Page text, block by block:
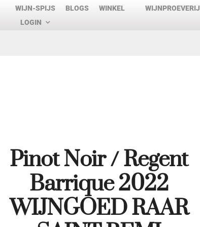
WIJN-SPIJS BLOGS WINKEL WIJNPROEVERIJ
LOGIN
Pinot Noir / Regent
Barrique 2022
WIJNGOED RAAR